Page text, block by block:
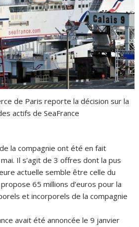
de Paris reporte la décision sur la
actifs de SeaFrance
la compagnie ont été en fait
Il s’agit de 3 offres dont la pus
actuelle semble être celle du
65 millions d’euros pour la
et incorporels de la compagnie
avait été annoncée le 9 janvier